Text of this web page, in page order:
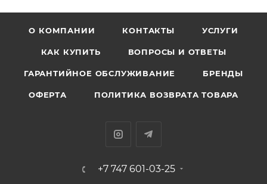
О КОМПАНИИ КОНТАКТЫ УСЛУГИ
КАК КУПИТЬ ВОПРОСЫ И ОТВЕТЫ
ГАРАНТИЙНОЕ ОБСЛУЖИВАНИЕ БРЕНДЫ
ОФЕРТА ПОЛИТИКА ВОЗВРАТА ТОВАРА
+7 747 601-03-25